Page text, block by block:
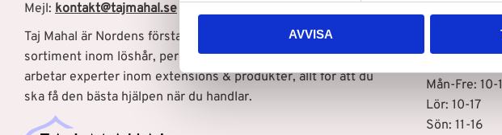
k
s
v
AVVISA
Mejl: kontakt@tajmahal.se
Taj Mahal är Nordens första löshårsbutik med ett brett
sortiment inom löshår, peruker, och hårprodukter. Hos oss
arbetar experter inom extensions & produkter, allt för att du
ska få den bästa hjälpen när du handlar.
111 60
Öppettider
Mån-Fre: 10-
Lör: 10-17
Sön: 11-16